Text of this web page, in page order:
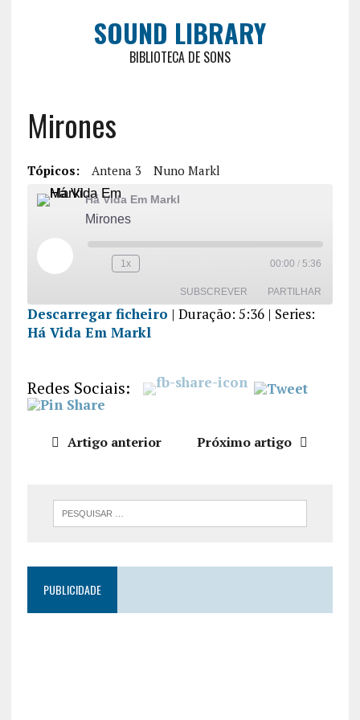
SOUND LIBRARY
BIBLIOTECA DE SONS
Mirones
Tópicos: Antena 3 Nuno Markl
Há Vida Em Markl
Mirones
1x 00:00 / 5:36
SUBSCREVER PARTILHAR
PARTILHA
INCORPO
RAR
Descarregar ficheiro | Duração: 5:36| Series:
Há Vida Em Markl
Redes Sociais:
Artigo anterior Próximo artigo
PUBLICIDADE